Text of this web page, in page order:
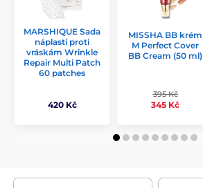
MARSHIQUE Sada
náplastí proti
vráskám Wrinkle
Repair Multi Patch
60 patches
420 Kč
MISSHA BB krém
M Perfect Cover
BB Cream (50 ml)
395 Kč
345 Kč